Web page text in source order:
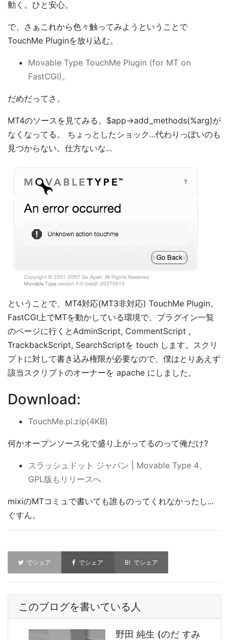
動く。ひと安心。
で、さぁこれから色々触ってみようということで
TouchMe Pluginを放り込む。
Movable Type TouchMe Plugin (for MT on
FastCGI)。
だめだってさ。
MT4のソースを見てみる。$app->add_methods(%arg)が
なくなってる。 ちょっとしたショック...代わりっぽいのも
見つからない。仕方ないな...
ということで、MT4対応(MT3非対応) TouchMe Plugin。
FastCGI上でMTを動かしている環境で、プラグイン一覧
のページに行くとAdminScript, CommentScript ,
TrackbackScript, SearchScriptを touch します。スクリ
プトに対して書き込み権限が必要なので、僕はとりあえず
該当スクリプトのオーナーを apache にしました。
Download:
TouchMe.pl.zip(4KB)
何かオープンソース化で盛り上がってるのって俺だけ?
スラッシュドット ジャパン | Movable Type 4、
GPL版もリリースへ
mixiのMTコミュで書いても誰ものってくれなかったし...
ぐすん。
でシェア でシェア でシェア
このブログを書いている人
野田 純生 (のだ すみ